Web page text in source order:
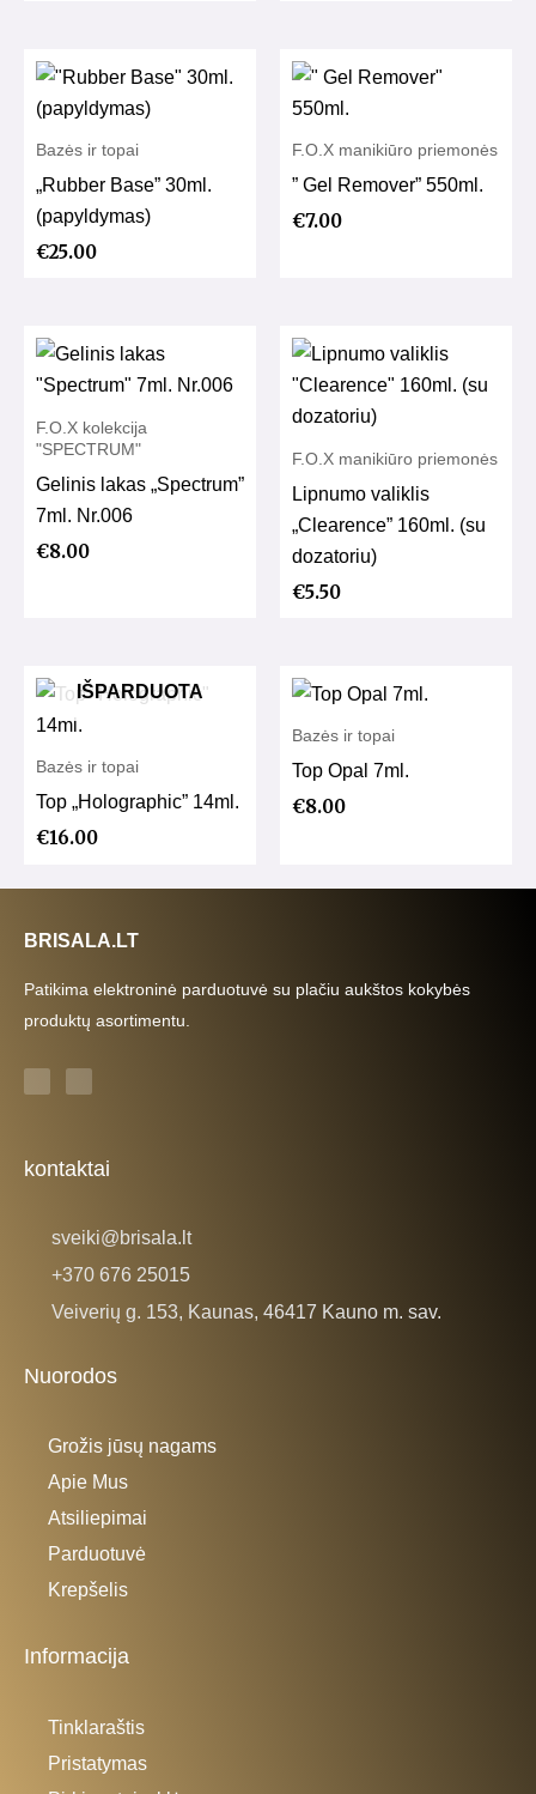
Bazės ir topai
„Rubber Base” 30ml.
(papyldymas)
€25.00
F.O.X manikiūro priemonės
” Gel Remover” 550ml.
€7.00
F.O.X kolekcija
"SPECTRUM"
Gelinis lakas „Spectrum”
7ml. Nr.006
€8.00
F.O.X manikiūro priemonės
Lipnumo valiklis
„Clearence” 160ml. (su
dozatoriu)
€5.50
IŠPARDUOTA
Bazės ir topai
Top „Holographic” 14ml.
€16.00
Bazės ir topai
Top Opal 7ml.
€8.00
BRISALA.LT
Patikima elektroninė parduotuvė su plačiu aukštos kokybės
produktų asortimentu.
F
c
-
f
I
s
m
kontaktai
sveiki@brisala.lt
+370 676 25015
Veiverių g. 153, Kaunas, 46417 Kauno m. sav.
Nuorodos
Grožis jūsų nagams
Apie Mus
Atsiliepimai
Parduotuvė
Krepšelis
Informacija
Tinklaraštis
Pristatymas